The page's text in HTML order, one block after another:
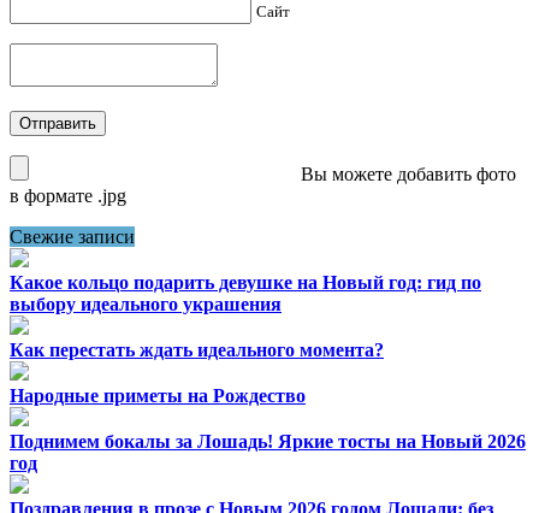
Сайт
Вы можете добавить фото
в формате .jpg
Свежие записи
Какое кольцо подарить девушке на Новый год: гид по
выбору идеального украшения
Как перестать ждать идеального момента?
Народные приметы на Рождество
Поднимем бокалы за Лошадь! Яркие тосты на Новый 2026
год
Поздравления в прозе с Новым 2026 годом Лошади: без